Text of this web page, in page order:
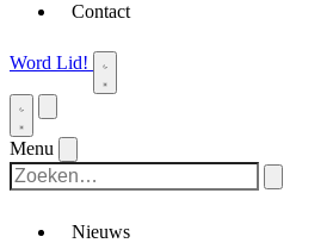
Contact
Word Lid!
Menu
Nieuws